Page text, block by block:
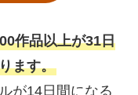
作品以上が31日
ます。
が14日間になる